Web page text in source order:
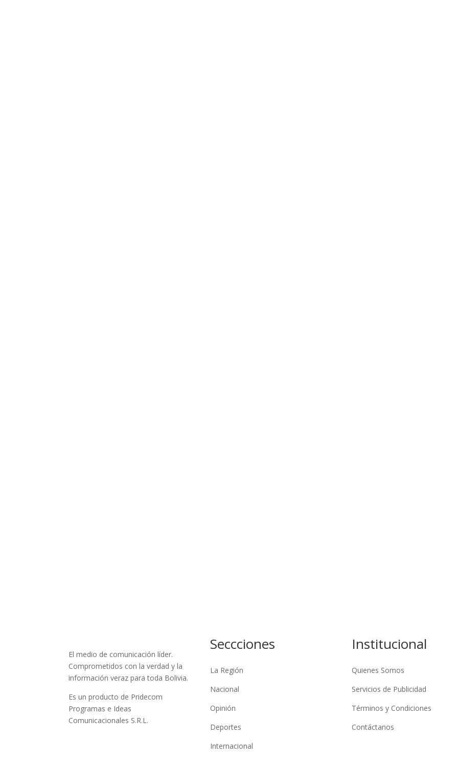
El medio de comunicación líder.
Comprometidos con la verdad y la
información veraz para toda Bolivia.
Es un producto de Pridecom
Programas e Ideas
Comunicacionales S.R.L.
Seccciones
La Región
Nacional
Opinión
Deportes
Internacional
Institucional
Quienes Somos
Servicios de Publicidad
Términos y Condiciones
Contáctanos